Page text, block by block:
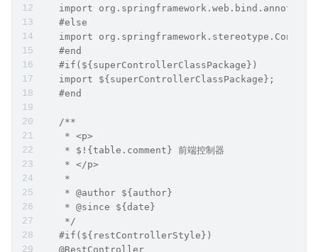
import
   #else
import
   #end
   #if(${superControllerClassPackage})
   import ${superControllerClassPackage};
   #end
   /**
    * <p>
    * $!{table.comment} 前端控制器
    * </p>
    *
    * @author ${author}
    * @since ${date}
    */
   #if(${restControllerStyle})
   @RestController